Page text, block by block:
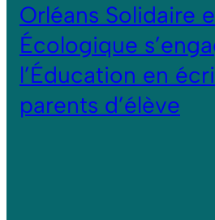
Orléans Solidaire
Écologique
l’Éducation en
parents d’élève